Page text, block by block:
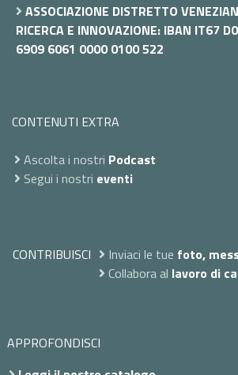
ASSOCIAZIONE DISTRETTO
RICERCA E INNOVAZIONE: IBAN IT67
6909 6061 0000 0100 522
CONTENUTI EXTRA
Ascolta i nostri Podcast
Segui i nostri eventi
CONTRIBUISCI Inviaci le tue foto,
Collabora al lavoro di
APPROFONDISCI